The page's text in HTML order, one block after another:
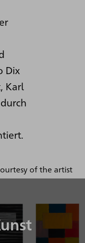
Dix
Karl
of the artist